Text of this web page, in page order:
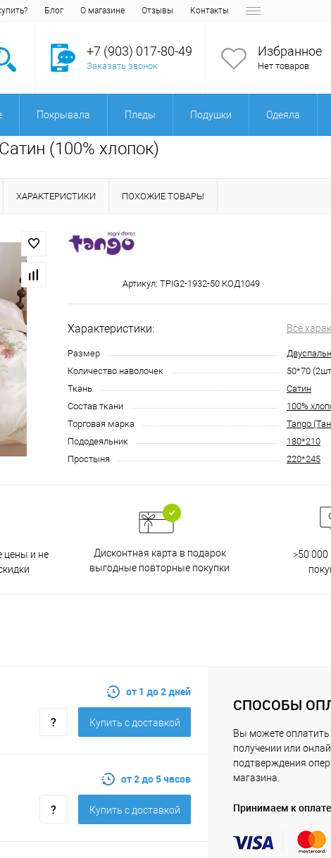
Блог О магазине Отзывы Контакты
+7 (903) 017-80-49
Заказать звонок
Избранное
Нет товаров
Покрывала Пледы Подушки Одеяла
(100% хлопок)
ХАРАКТЕРИСТИКИ ПОХОЖИЕ ТОВАРЫ
Артикул: TPIG2-1932-50 КОД1049
Характеристики: Все
Размер
Количество наволочек
50*70
Ткань
Сатин
Состав ткани
100%
Торговая марка
Tango
Пододеяльник
180*210
Простыня
220*245
цены и не
Дисконтная карта в подарок
выгодные повторные покупки
>50
от 1 до 2 дней
Купить c доставкой
от 2 до 5 часов
Купить c доставкой
СПОСОБЫ
Вы можете оплатить
получении или
подтверждения
магазина.
Принимаем к оплате